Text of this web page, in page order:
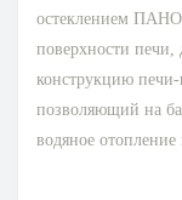
остеклением
поверхности
конструкцию
позволяющий на
водяное